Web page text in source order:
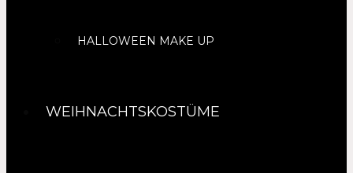
HALLOWEEN MAKE UP
WEIHNACHTSKOSTÜME